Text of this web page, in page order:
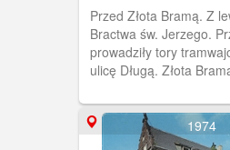
Przed Złota Bramą. Z
Bractwa św. Jerzego.
prowadziły tory
ulicę Długą. Złota
wcześniej Bramą
Wybudowana w
stylu manieryzmu
1974